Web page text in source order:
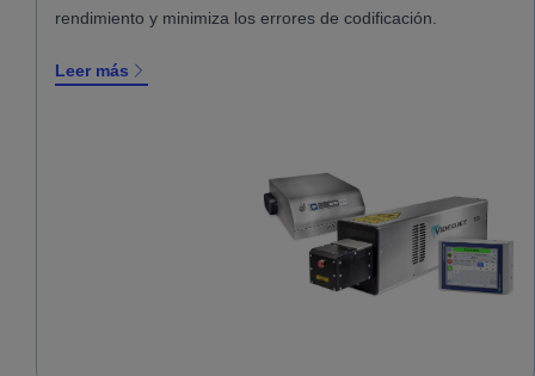
rendimiento y minimiza los errores de codificación.
Leer más